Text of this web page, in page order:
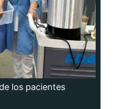
los pacientes